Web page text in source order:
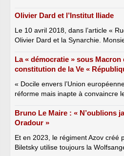
Olivier Dard et l’Institut Iliade
Le 10 avril 2018, dans l’article «
Olivier Dard et la Synarchie.
La « démocratie » sous Macron
constitution de la Ve «
« Docile envers l’Union
réforme mais inapte à convaincre
Bruno Le Maire : « N’oublions
Oradour »
Et en 2023, le régiment Azov créé
Biletsky utilise toujours la